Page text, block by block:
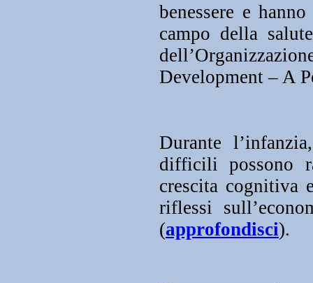
benessere e
campo della
Development – A
Durante
difficili possono
crescita cognitiva
riflessi
(approfondisci).